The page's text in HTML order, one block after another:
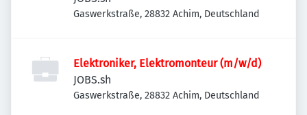
Gaswerkstraße, 28832 Achim, Deutschland
Elektroniker, Elektromonteur (m/w/d)
JOBS.sh
Gaswerkstraße, 28832 Achim, Deutschland